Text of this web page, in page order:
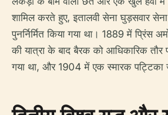
शामिल करते हुए, इतालवी सेना घुड़सवार
पुनर्निर्मित किया गया था। 1889 में
की यात्रा के बाद बैरक को आधिकारिक तौर
गया था, और 1904 में एक स्मारक पट्टिका